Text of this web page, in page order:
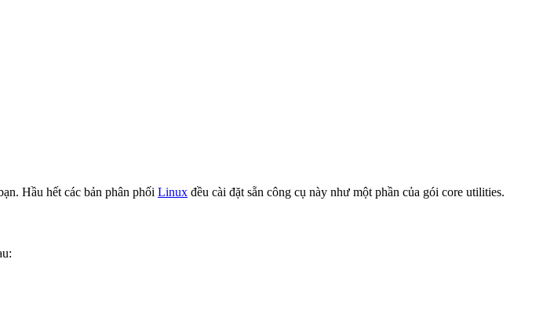
Hầu hết các bản phân phối Linux đều cài đặt sẵn công cụ này như một phần của gói core utilities.